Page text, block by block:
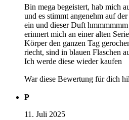
Bin mega begeistert, hab mich
und es stimmt angenehm auf
ein und dieser Duft
erinnert mich an einer alten
Körper den ganzen Tag
riecht, sind in blauen Flaschen
Ich werde diese wieder kaufen
War diese Bewertung für dich
P
11. Juli 2025